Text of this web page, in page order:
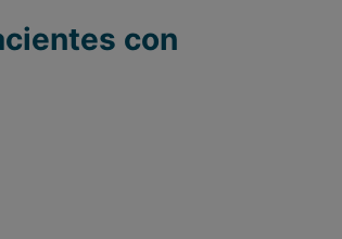
con